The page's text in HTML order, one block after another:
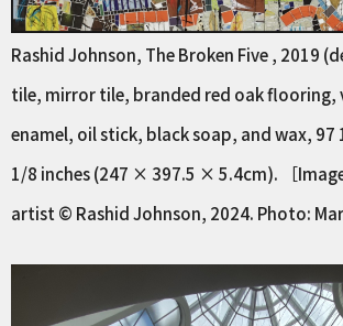
Rashid Johnson, The Broken Five , 2019
tile, mirror tile, branded red oak flooring,
enamel, oil stick, black soap, and wax,
1/8 inches (247 × 397.5 × 5.4cm). ［
artist © Rashid Johnson, 2024. Photo: